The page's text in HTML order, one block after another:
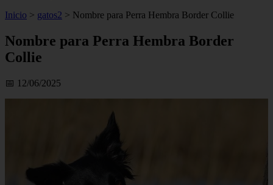
Inicio > gatos2 > Nombre para Perra Hembra Border Collie
Nombre para Perra Hembra Border
Collie
📅 12/06/2025